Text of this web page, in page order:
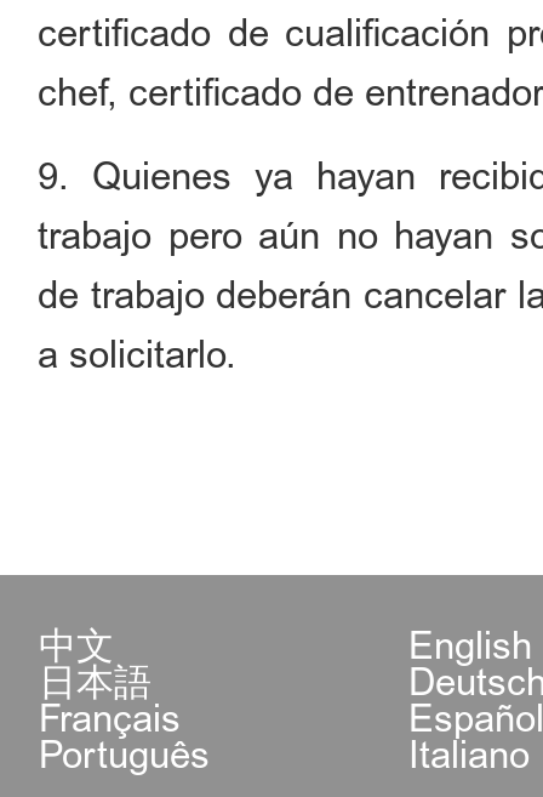
certificado de cualificación
chef, certificado de
9. Quienes ya hayan
trabajo pero aún no hayan
de trabajo deberán cancelar
a solicitarlo.
中文 English
日本語
Français
Português Italiano